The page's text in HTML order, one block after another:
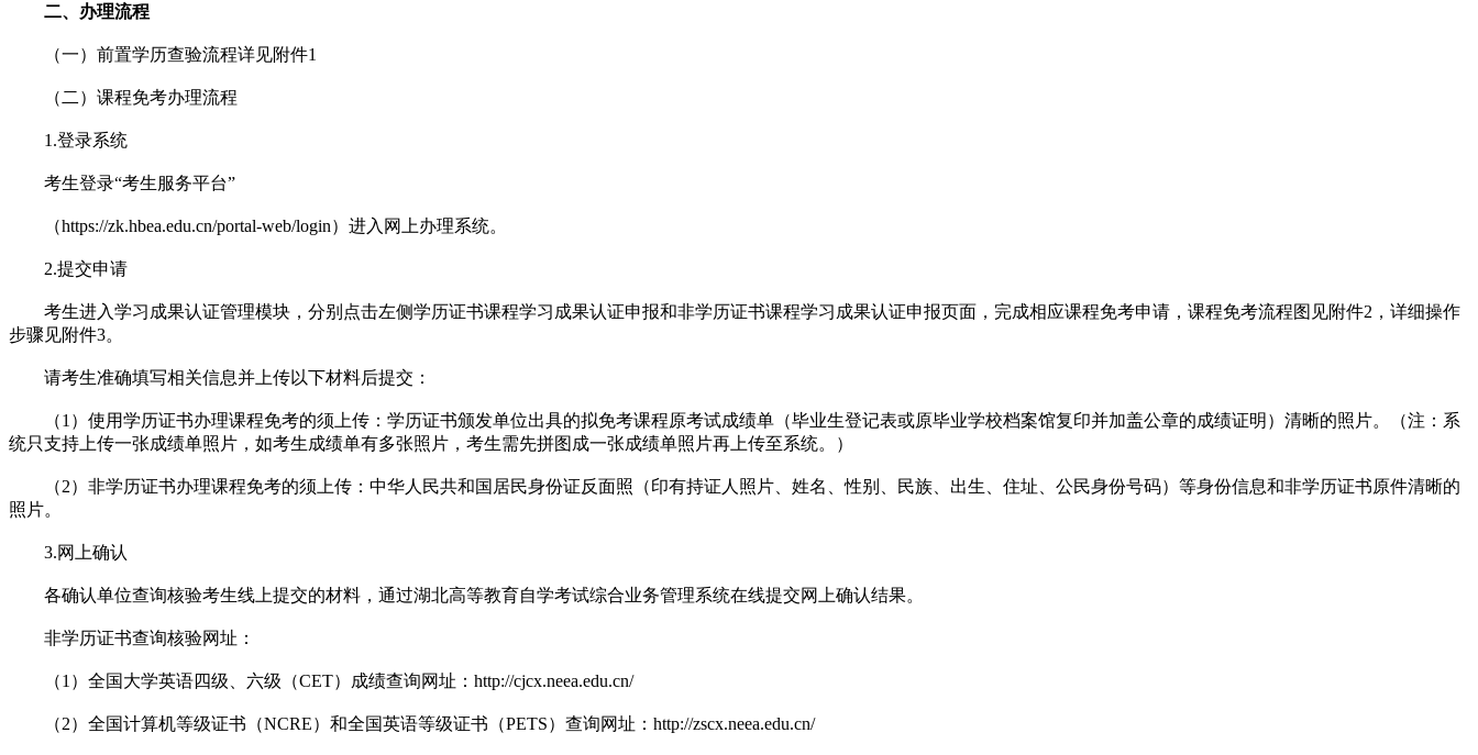
二、办理流程
（一）前置学历查验流程详见附件1
（二）课程免考办理流程
1.登录系统
考生登录“考生服务平台”
（https://zk.hbea.edu.cn/portal-web/login）进入网上办理系统。
2.提交申请
考生进入学习成果认证管理模块，分别点击左侧学历证书课程学习成果认证申报和非学历证书课程学习成果认证申报页面，完成相应课程免考申请，课程免考流程图见附件2，详细操作
步骤见附件3。
请考生准确填写相关信息并上传以下材料后提交：
（1）使用学历证书办理课程免考的须上传：学历证书颁发单位出具的拟免考课程原考试成绩单（毕业生登记表或原毕业学校档案馆复印并加盖公章的成绩证明）清晰的照片。（注：系
统只支持上传一张成绩单照片，如考生成绩单有多张照片，考生需先拼图成一张成绩单照片再上传至系统。）
（2）非学历证书办理课程免考的须上传：中华人民共和国居民身份证反面照（印有持证人照片、姓名、性别、民族、出生、住址、公民身份号码）等身份信息和非学历证书原件清晰的
照片。
3.网上确认
各确认单位查询核验考生线上提交的材料，通过湖北高等教育自学考试综合业务管理系统在线提交网上确认结果。
非学历证书查询核验网址：
（1）全国大学英语四级、六级（CET）成绩查询网址：http://cjcx.neea.edu.cn/
（2）全国计算机等级证书（NCRE）和全国英语等级证书（PETS）查询网址：http://zscx.neea.edu.cn/